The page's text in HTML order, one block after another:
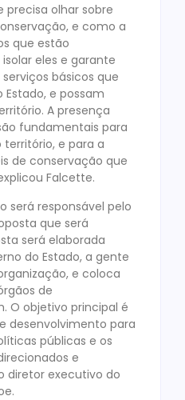
precisa olhar sobre
e como a
que estão
eles e garante
básicos que
e possam
A presença
fundamentais para
e para a
de conservação que
Falcette.
será responsável pelo
que será
será elaborada
do Estado, a gente
e coloca
de
O objetivo principal é
desenvolvimento para
públicas e os
e
diretor executivo do